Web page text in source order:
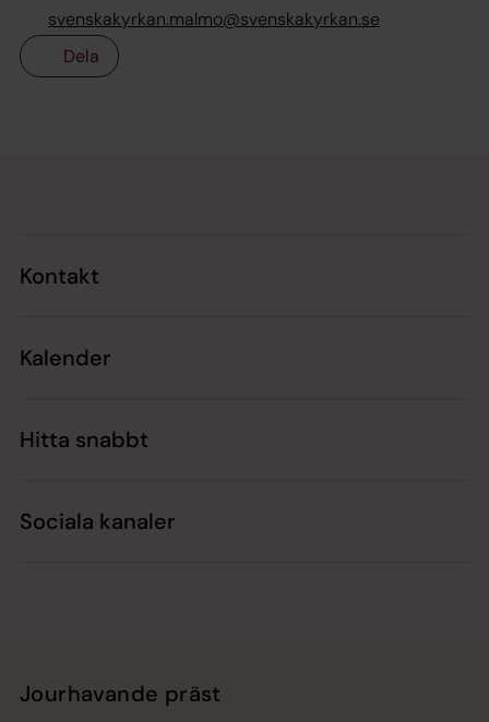
svenskakyrkan.malmo@svenskakyrkan.se
Dela
Kontakt
Kalender
Hitta snabbt
Sociala kanaler
Jourhavande präst